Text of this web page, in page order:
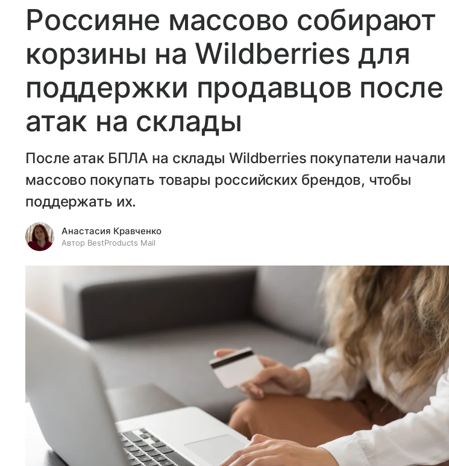
Россияне массово собирают
корзины на Wildberries для
поддержки продавцов после
атак на склады
После атак БПЛА на склады Wildberries покупатели начали
массово покупать товары российских брендов, чтобы
поддержать их.
Анастасия Кравченко
Автор BestProducts Mail